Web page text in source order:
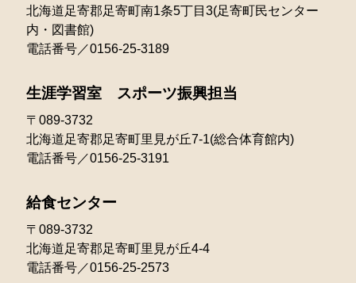
北海道足寄郡足寄町南1条5丁目3(足寄町民センター
内・図書館)
電話番号／0156-25-3189
生涯学習室 スポーツ振興担当
〒089-3732
北海道足寄郡足寄町里見が丘7-1(総合体育館内)
電話番号／0156-25-3191
給食センター
〒089-3732
北海道足寄郡足寄町里見が丘4-4
電話番号／0156-25-2573